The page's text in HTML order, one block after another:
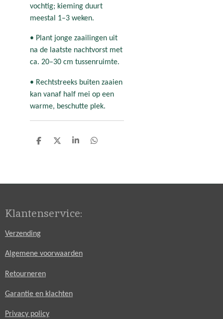
vochtig; kieming duurt
meestal 1–3 weken.
• Plant jonge zaailingen uit
na de laatste nachtvorst met
ca. 20–30 cm tussenruimte.
• Rechtstreeks buiten zaaien
kan vanaf half mei op een
warme, beschutte plek.
D
D
S
D
Klantenservice:
Verzending
Algemene voorwaarden
Retourneren
Garantie en klachten
Privacy policy